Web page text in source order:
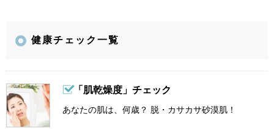
健康チェック一覧
「肌乾燥度」チェック
あなたの肌は、何歳？ 脱・カサカサ砂漠肌！